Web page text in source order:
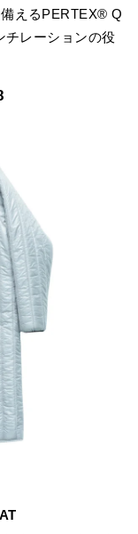
えるPERTEX® Q
チレーションの役